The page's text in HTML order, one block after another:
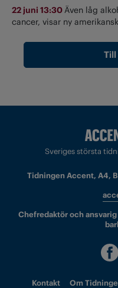
22 juni 13:30Även låg
cancer, visar ny
Sveriges största
Tidningen Accent, A4,
Chefredaktör och
Kontakt Om